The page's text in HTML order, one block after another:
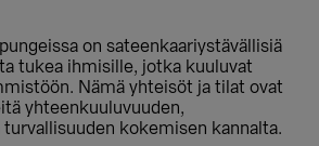
on sateenkaariystävällisiä
tukea ihmisille, jotka kuuluvat
Nämä yhteisöt ja tilat ovat
yhteenkuuluvuuden,
kokemisen kannalta.